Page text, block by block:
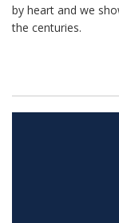
by heart and we
the centuries.